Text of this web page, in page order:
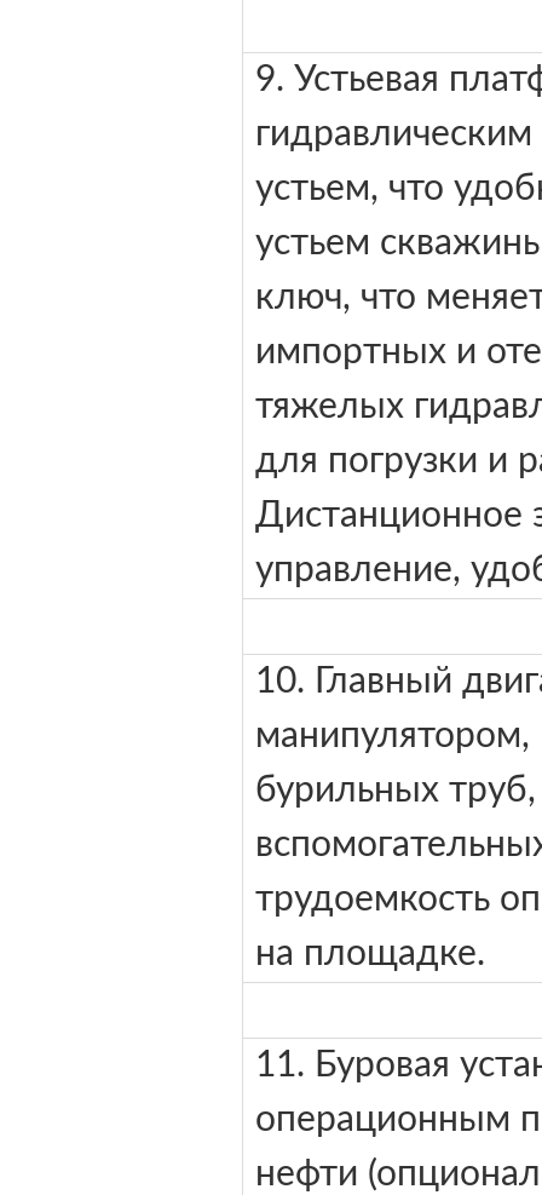
9. Устьевая
устьем, что
устьем
ключ, что
импортных и
тяжелых
для погрузки и
Дистанционное
управление,
10. Главный
манипулятором,
бурильных
трудоемкость
на площадке.
11. Буровая
операционным
нефти